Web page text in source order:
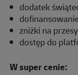
dodatek
zniżki na
dostęp do
W super cenie: